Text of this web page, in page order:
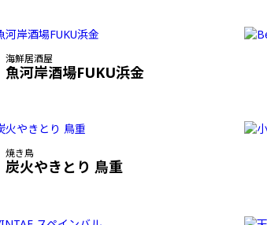
海鮮居酒屋
魚河岸酒場FUKU浜金
焼き鳥
炭火やきとり 鳥重